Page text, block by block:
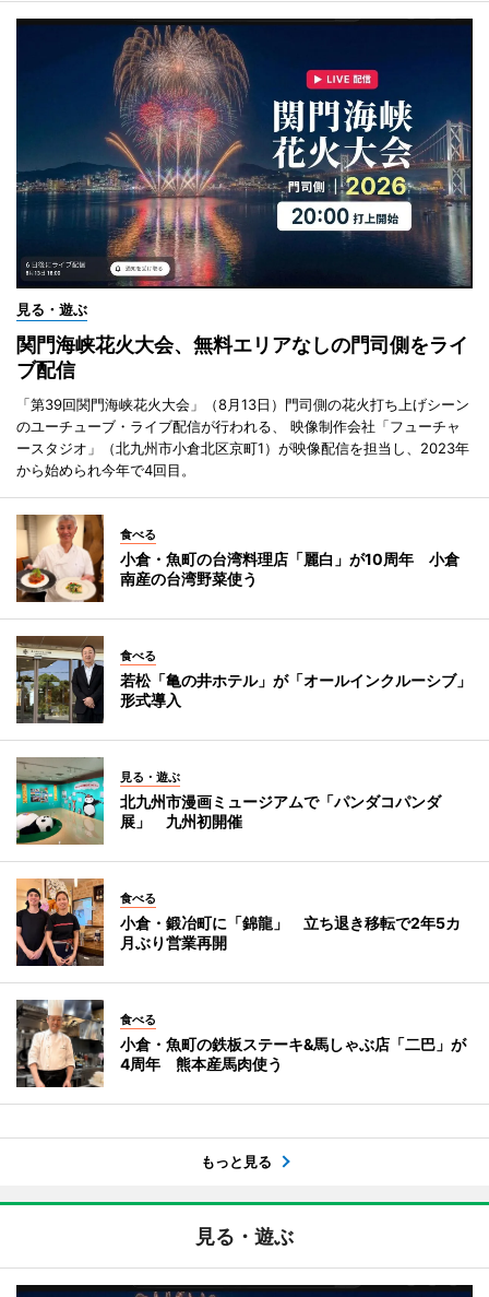
見る・遊ぶ
関門海峡花火大会、無料エリアなしの門司側をライ
ブ配信
「第39回関門海峡花火大会」（8月13日）門司側の花火打ち上げシーン
のユーチューブ・ライブ配信が行われる、 映像制作会社「フューチャ
ースタジオ」（北九州市小倉北区京町1）が映像配信を担当し、2023年
から始められ今年で4回目。
食べる
小倉・魚町の台湾料理店「麗白」が10周年 小倉
南産の台湾野菜使う
食べる
若松「亀の井ホテル」が「オールインクルーシブ」
形式導入
見る・遊ぶ
北九州市漫画ミュージアムで「パンダコパンダ
展」 九州初開催
食べる
小倉・鍛冶町に「錦龍」 立ち退き移転で2年5カ
月ぶり営業再開
食べる
小倉・魚町の鉄板ステーキ&馬しゃぶ店「二巴」が
4周年 熊本産馬肉使う
もっと見る
見る・遊ぶ